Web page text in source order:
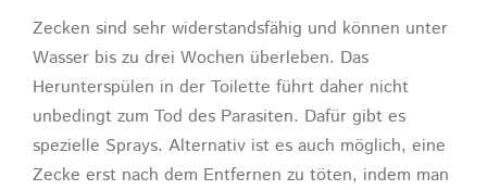
Zecken sind sehr widerstandsfähig und können unter
Wasser bis zu drei Wochen überleben. Das
Herunterspülen in der Toilette führt daher nicht
unbedingt zum Tod des Parasiten. Dafür gibt es
spezielle Sprays. Alternativ ist es auch möglich, eine
Zecke erst nach dem Entfernen zu töten, indem man